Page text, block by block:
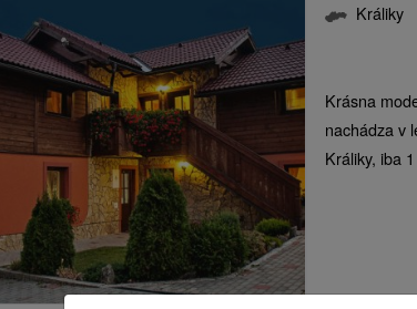
Králiky
Krásna
nachádza v
Králiky, iba